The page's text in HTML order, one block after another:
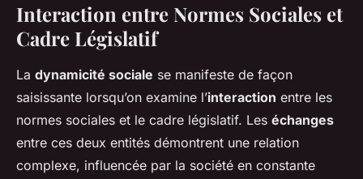
Interaction entre Normes Sociales et
Cadre Législatif
La dynamicité sociale se manifeste de façon
saisissante lorsqu’on examine l’interaction entre les
normes sociales et le cadre législatif. Les échanges
entre ces deux entités démontrent une relation
complexe, influencée par la société en constante